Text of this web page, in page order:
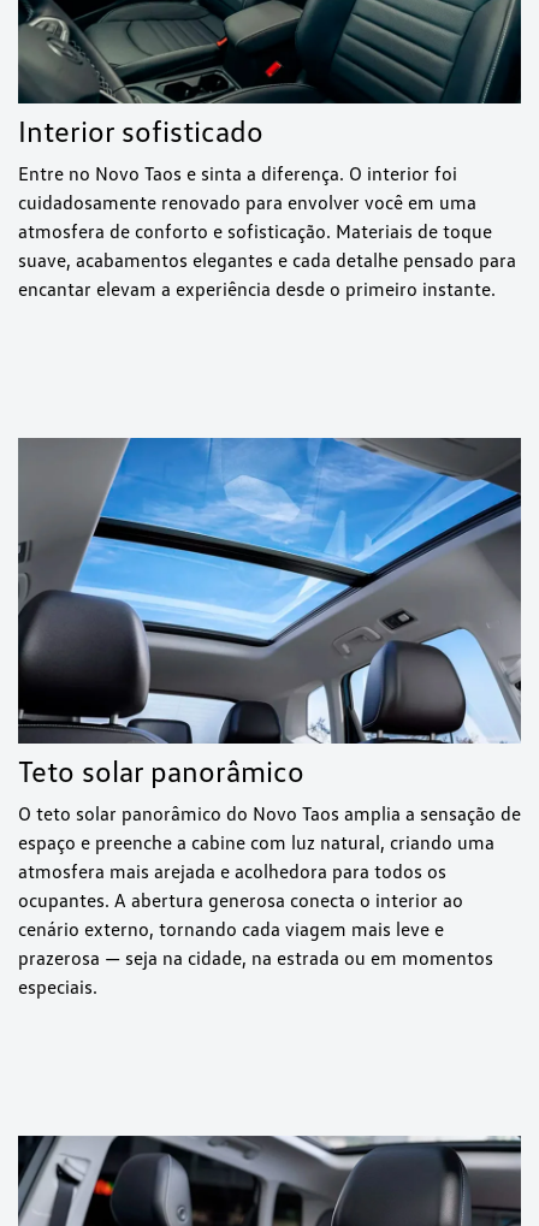
Interior sofisticado
Entre no Novo Taos e sinta a diferença. O interior foi
cuidadosamente renovado para envolver você em uma
atmosfera de conforto e sofisticação. Materiais de toque
suave, acabamentos elegantes e cada detalhe pensado para
encantar elevam a experiência desde o primeiro instante.
Teto solar panorâmico
O teto solar panorâmico do Novo Taos amplia a sensação de
espaço e preenche a cabine com luz natural, criando uma
atmosfera mais arejada e acolhedora para todos os
ocupantes. A abertura generosa conecta o interior ao
cenário externo, tornando cada viagem mais leve e
prazerosa — seja na cidade, na estrada ou em momentos
especiais.